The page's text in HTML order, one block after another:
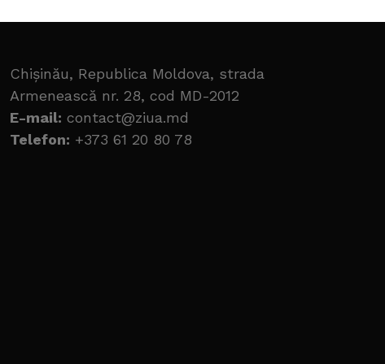
Chișinău, Republica Moldova, strada
Armenească nr. 28, cod MD-2012
E-mail: contact@ziua.md
Telefon: +373 61 20 80 78